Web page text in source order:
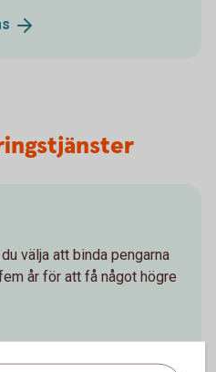
välja att binda pengarna
år för att få något högre